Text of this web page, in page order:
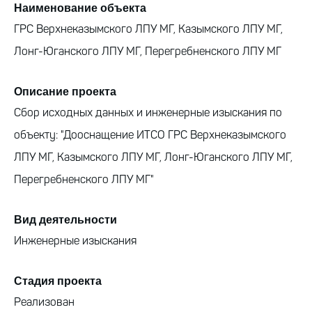
Т:+7 (495) 215-16-79
E-mail:info@project-group.ru
ул. Академика Пилюгина, д. 22, БЦ "Алгоритм", 2 этаж
Все контакты
Наименование объекта
ГРС Верхнеказымского ЛПУ МГ, Казымского ЛПУ МГ,
Лонг-Юганского ЛПУ МГ, Перегребненского ЛПУ МГ
Описание проекта
Сбор исходных данных и инженерные изыскания по
объекту: "Дооснащение ИТСО ГРС Верхнеказымского
ЛПУ МГ, Казымского ЛПУ МГ, Лонг-Юганского ЛПУ МГ,
Перегребненского ЛПУ МГ"
Вид деятельности
Инженерные изыскания
Стадия проекта
Реализован